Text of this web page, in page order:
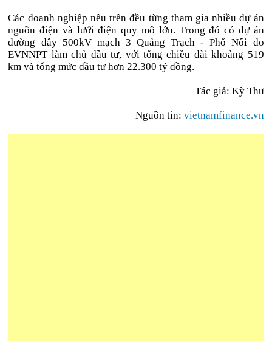
Các doanh nghiệp nêu trên đều từng tham gia nhiều dự án
nguồn điện và lưới điện quy mô lớn. Trong đó có dự án
đường dây 500kV mạch 3 Quảng Trạch - Phố Nối do
EVNNPT làm chủ đầu tư, với tổng chiều dài khoảng 519
km và tổng mức đầu tư hơn 22.300 tỷ đồng.
Tác giả: Kỳ Thư
Nguồn tin: vietnamfinance.vn